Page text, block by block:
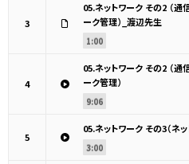
3
05.ネットワーク その2 （通
ーク管理）_渡辺先生
1:00
4
05.ネットワーク その2 （通
ーク管理）
9:06
5
05.ネットワーク その3（ネ
3:00